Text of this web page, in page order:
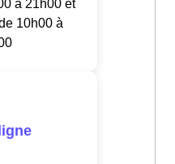
à 21h00 et
10h00 à